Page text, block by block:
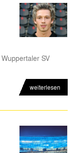
SV
weiterlesen